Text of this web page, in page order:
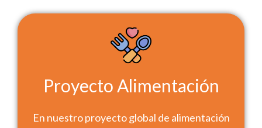
Proyecto Alimentación
En nuestro proyecto global de alimentación